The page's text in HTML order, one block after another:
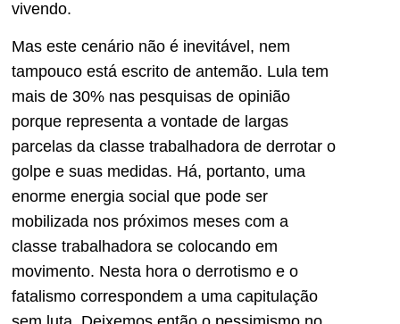
vivendo.
Mas este cenário não é inevitável, nem
tampouco está escrito de antemão. Lula tem
mais de 30% nas pesquisas de opinião
porque representa a vontade de largas
parcelas da classe trabalhadora de derrotar o
golpe e suas medidas. Há, portanto, uma
enorme energia social que pode ser
mobilizada nos próximos meses com a
classe trabalhadora se colocando em
movimento. Nesta hora o derrotismo e o
fatalismo correspondem a uma capitulação